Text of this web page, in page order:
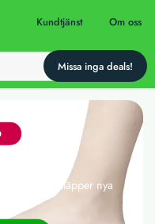
Kundtjänst Om oss
ut, men vi släpper nya